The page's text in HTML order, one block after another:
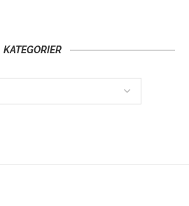
KATEGORIER